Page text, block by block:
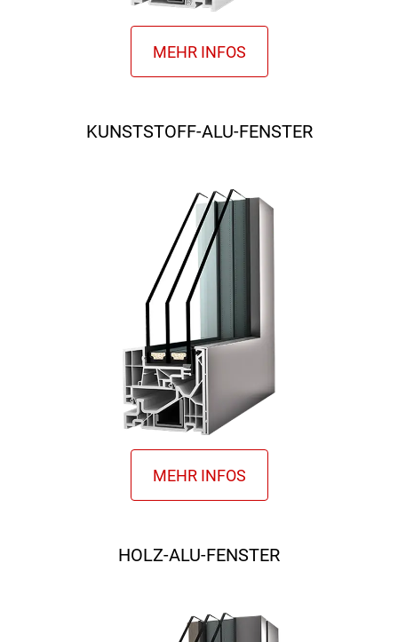
HOLZ-ALU-FENSTER
KUNSTSTOFF-ALU-FENSTER